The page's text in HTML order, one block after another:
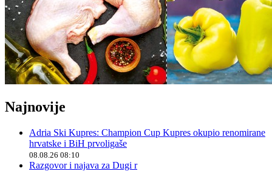
Najnovije
Adria Ski Kupres: Champion Cup Kupres okupio renomirane
hrvatske i BiH prvoligaše
08.08.26 08:10
Razgovor i najava za Dugi r